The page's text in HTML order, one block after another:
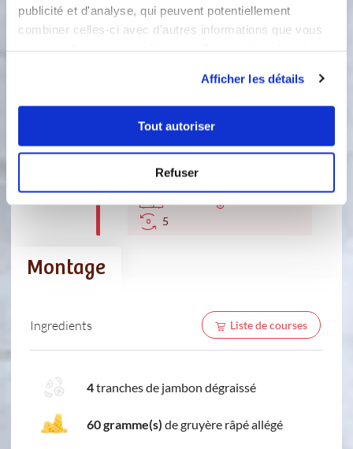
publicité et d'analyse, qui peuvent potentiellement
combiner celles-ci avec d'autres informations que vous
Afficher les détails
Tout autoriser
Refuser
(si vous ne souhaitez pas utiliser l'eau
de cuisson, vous pouvez la remplacer
lait seulement) Ajouter 2 pincées de
Accessoire(s) :
5
Montage
Ingredients Liste de courses
4tranches de jambon dégraissé
60 gramme(s) de gruyère râpé allégé